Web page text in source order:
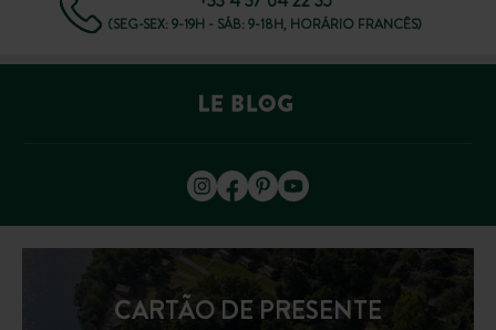
(SEG-SEX: 9-19H - SÁB: 9-18H, HORÁRIO FRANCÊS)
CARTÃO DE PRESENTE